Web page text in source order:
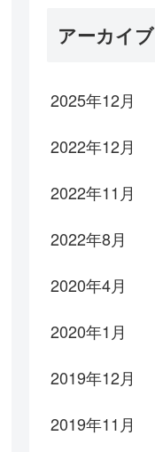
アーカイブ
2025年12月
2022年12月
2022年11月
2022年8月
2020年4月
2020年1月
2019年12月
2019年11月